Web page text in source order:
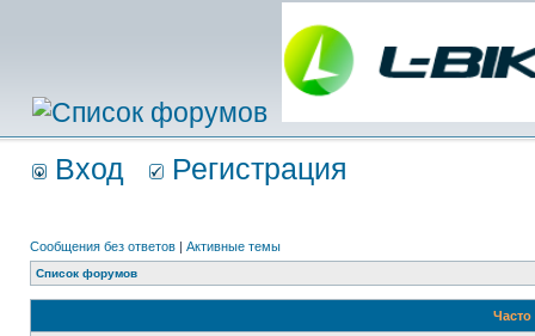
Вход Регистрация
Сообщения без ответов | Активные темы
Список форумов